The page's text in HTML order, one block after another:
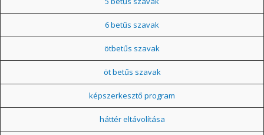
6 betűs szavak
ötbetűs szavak
öt betűs szavak
képszerkesztő program
háttér eltávolítása